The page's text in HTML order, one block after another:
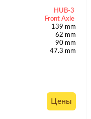
HUB-3
Front Axle
139 mm
62 mm
90 mm
47.3 mm
Цены